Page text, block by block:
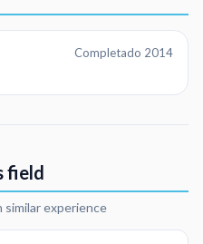
Completado 2014
field
experience